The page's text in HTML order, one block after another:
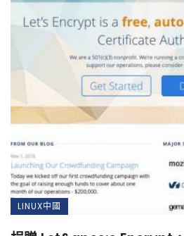
LINUX中國